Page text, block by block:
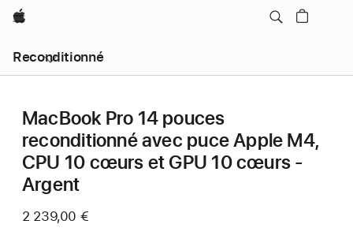
Apple
Reconditionné
MacBook Pro 14 pouces
reconditionné avec puce Apple M4,
CPU 10 cœurs et GPU 10 cœurs -
Argent
2 239,00 €